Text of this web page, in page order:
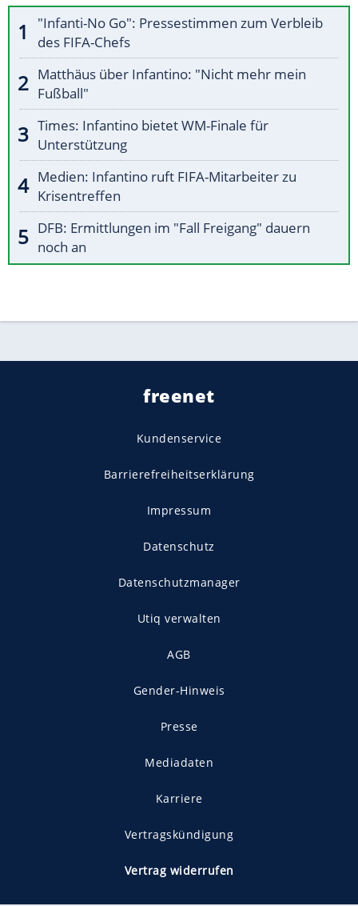
"Infanti-No Go": Pressestimmen zum Verbleib
des FIFA-Chefs
Matthäus über Infantino: "Nicht mehr mein
Fußball"
Times: Infantino bietet WM-Finale für
Unterstützung
Medien: Infantino ruft FIFA-Mitarbeiter zu
Krisentreffen
DFB: Ermittlungen im "Fall Freigang" dauern
noch an
freenet
Kundenservice
Barrierefreiheitserklärung
Impressum
Datenschutz
Datenschutzmanager
Utiq verwalten
AGB
Gender-Hinweis
Presse
Mediadaten
Karriere
Vertragskündigung
Vertrag widerrufen